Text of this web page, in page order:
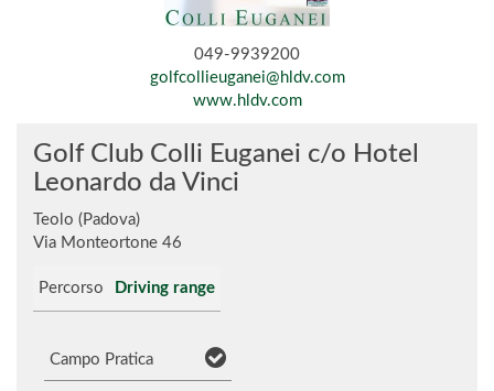
049-9939200
golfcollieuganei@hldv.com
www.hldv.com
Golf Club Colli Euganei c/o Hotel
Leonardo da Vinci
Teolo (Padova)
Via Monteortone 46
Percorso Driving range
Campo Pratica